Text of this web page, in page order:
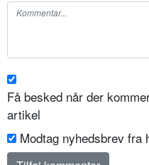
Få besked når der
artikel
Modtag nyhedsbrev fra